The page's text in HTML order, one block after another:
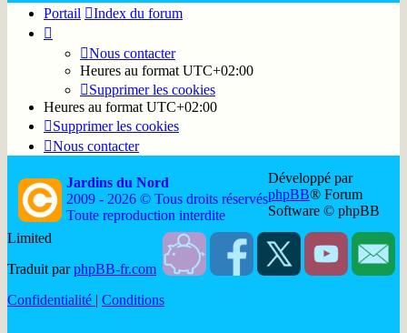
Portail Index du forum
Nous contacter
Heures au format UTC+02:00
Supprimer les cookies
Heures au format UTC+02:00
Supprimer les cookies
Nous contacter
Jardins du Nord
2009 - 2026 © Tous droits réservés
Toute reproduction interdite
Soutenir
JDN
Facebook
JDN
Twitter
JDN
YouTube
JDN
JDN
Développé par
phpBB® Forum
Software © phpBB
Limited
Traduit parphpBB-fr.com
Confidentialité | Conditions